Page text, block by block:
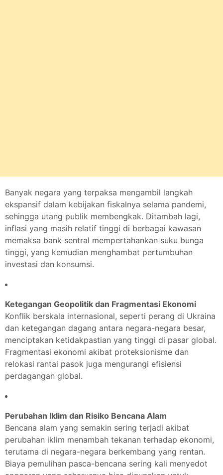
Banyak negara yang terpaksa mengambil langkah
ekspansif dalam kebijakan fiskalnya selama pandemi,
sehingga utang publik membengkak. Ditambah lagi,
inflasi yang masih relatif tinggi di berbagai kawasan
memaksa bank sentral mempertahankan suku bunga
tinggi, yang kemudian menghambat pertumbuhan
investasi dan konsumsi.
Ketegangan Geopolitik dan Fragmentasi Ekonomi
Konflik berskala internasional, seperti perang di Ukraina
dan ketegangan dagang antara negara-negara besar,
menciptakan ketidakpastian yang tinggi di pasar global.
Fragmentasi ekonomi akibat proteksionisme dan
relokasi rantai pasok juga mengurangi efisiensi
perdagangan global.
Perubahan Iklim dan Risiko Bencana Alam
Bencana alam yang semakin sering terjadi akibat
perubahan iklim menambah tekanan terhadap ekonomi,
terutama di negara-negara berkembang yang rentan.
Biaya pemulihan pasca-bencana sering kali menyedot